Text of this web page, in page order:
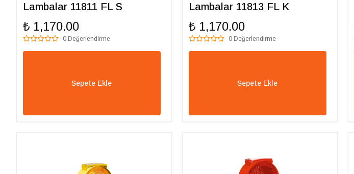
Lambalar 11811 FL S
₺ 1,170.00
0 Değerlendirme
Sepete Ekle
Lambalar 11813 FL K
₺ 1,170.00
0 Değerlendirme
Sepete Ekle